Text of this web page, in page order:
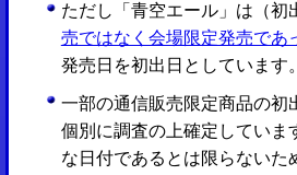
ただし「青空エール」は（初
売ではなく会場限定発売であ
発売日を初出日としています。
一部の通信販売限定商品の初
個別に調査の上確定していま
な日付であるとは限らないた